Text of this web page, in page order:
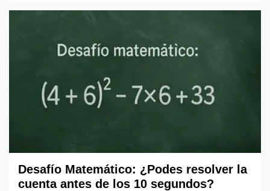
Desafío Matemático: ¿Podes resolver la
cuenta antes de los 10 segundos?